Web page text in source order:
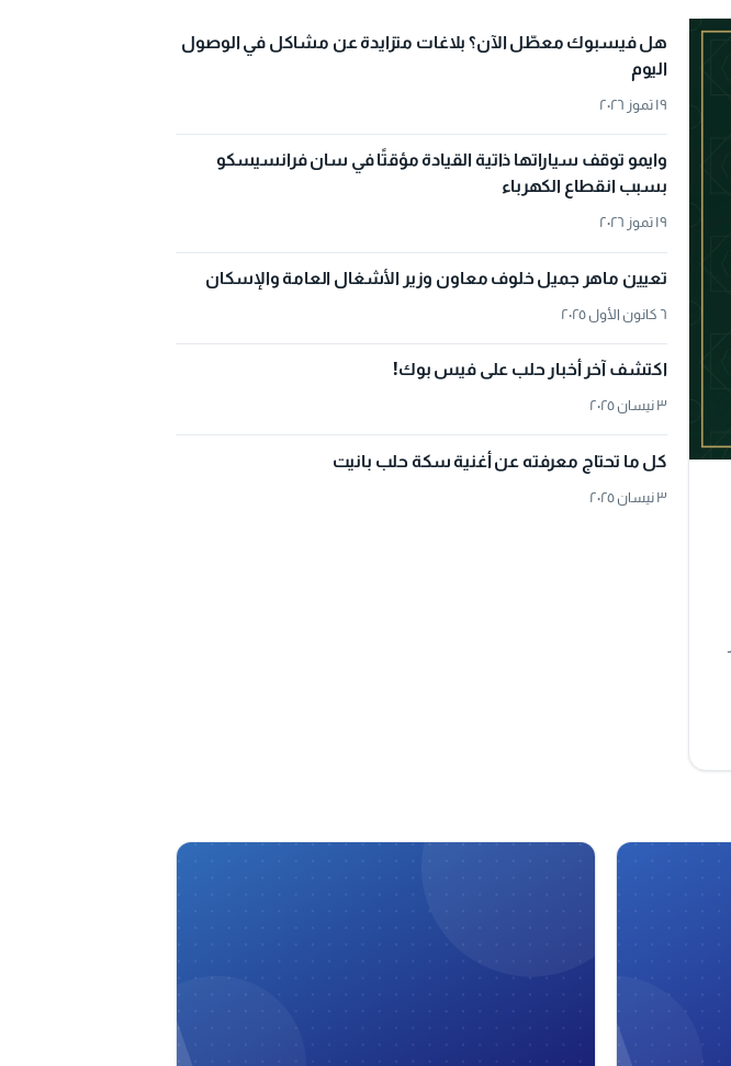
هل فيسبوك معطّل الآن؟ بلاغات متزايدة عن مشاكل في الوصول
اليوم
١٩ تموز ٢٠٢٦
وايمو توقف سياراتها ذاتية القيادة مؤقتًا في سان فرانسيسكو
بسبب انقطاع الكهرباء
١٩ تموز ٢٠٢٦
تعيين ماهر جميل خلوف معاون وزير الأشغال العامة والإسكان
٦ كانون الأول ٢٠٢٥
اكتشف آخر أخبار حلب على فيس بوك!
٣ نيسان ٢٠٢٥
كل ما تحتاج معرفته عن أغنية سكة حلب بانيت
٣ نيسان ٢٠٢٥
A
A